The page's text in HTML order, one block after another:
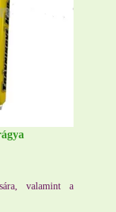
valamint a